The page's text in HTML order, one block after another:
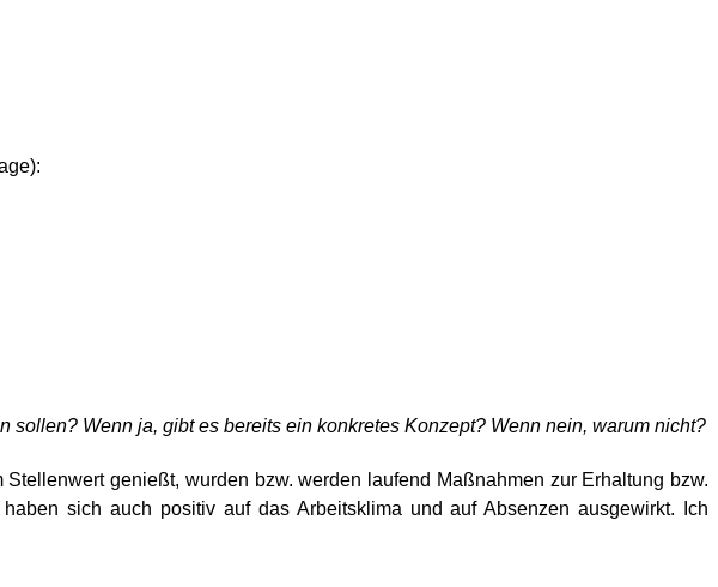
Wenn ja, gibt es bereits ein konkretes Konzept? Wenn nein, warum nicht?
genießt, wurden bzw. werden laufend Maßnahmen zur Erhaltung bzw.
sich auch positiv auf das Arbeitsklima und auf Absenzen ausgewirkt. Ich